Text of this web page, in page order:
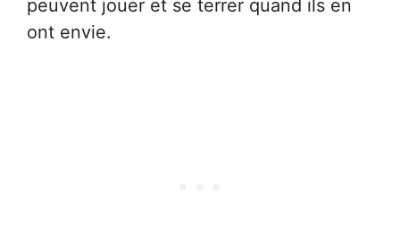
peuvent jouer et se terrer quand ils en
ont envie.